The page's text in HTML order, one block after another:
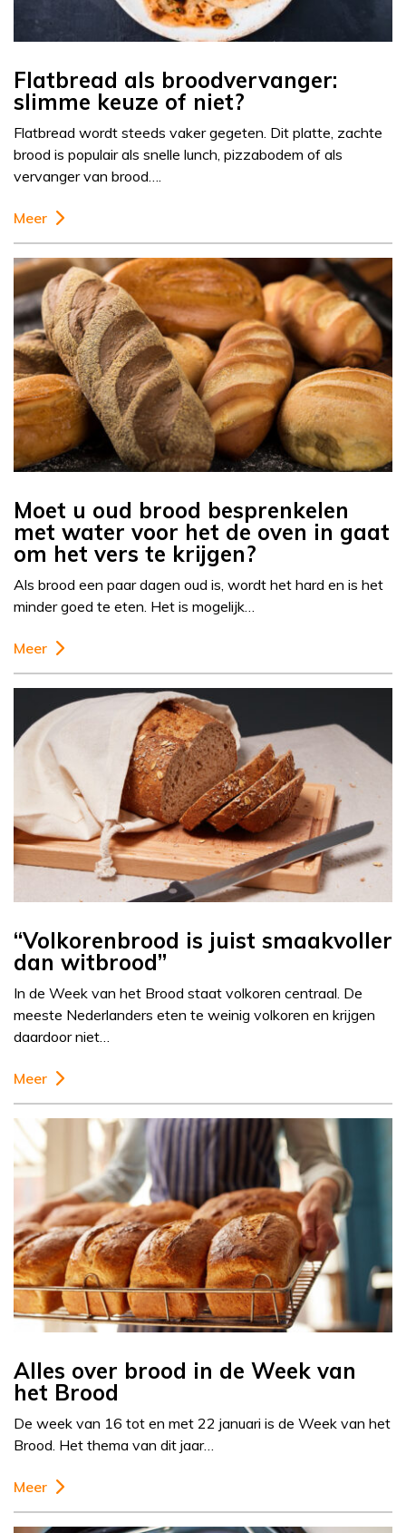
Flatbread als broodvervanger:
slimme keuze of niet?
Flatbread wordt steeds vaker gegeten. Dit platte, zachte
brood is populair als snelle lunch, pizzabodem of als
vervanger van brood….
Meer
Moet u oud brood besprenkelen
met water voor het de oven in gaat
om het vers te krijgen?
Als brood een paar dagen oud is, wordt het hard en is het
minder goed te eten. Het is mogelijk…
Meer
“Volkorenbrood is juist smaakvoller
dan witbrood”
In de Week van het Brood staat volkoren centraal. De
meeste Nederlanders eten te weinig volkoren en krijgen
daardoor niet…
Meer
Alles over brood in de Week van
het Brood
De week van 16 tot en met 22 januari is de Week van het
Brood. Het thema van dit jaar…
Meer